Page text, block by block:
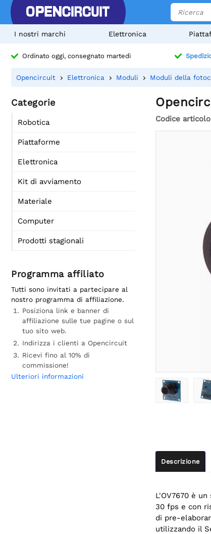
I nostri marchi Elettronica
Ordinato oggi, consegnato martedì
Opencircuit Elettronica Moduli Moduli della
Categorie
Robotica
Piattaforme
Elettronica
Kit di avviamento
Materiale
Computer
Prodotti stagionali
Programma affiliato
Tutti sono invitati a partecipare al
nostro programma di affiliazione.
Posiziona link e banner di
affiliazione sulle tue pagine o sul
tuo sito web.
Indirizza i clienti a Opencircuit
Ricevi fino al 10% di
commissione!
Ulteriori informazioni
Codice articolo
Descrizione
L'OV7670 è
30 fps e con
di pre-
utilizzando il